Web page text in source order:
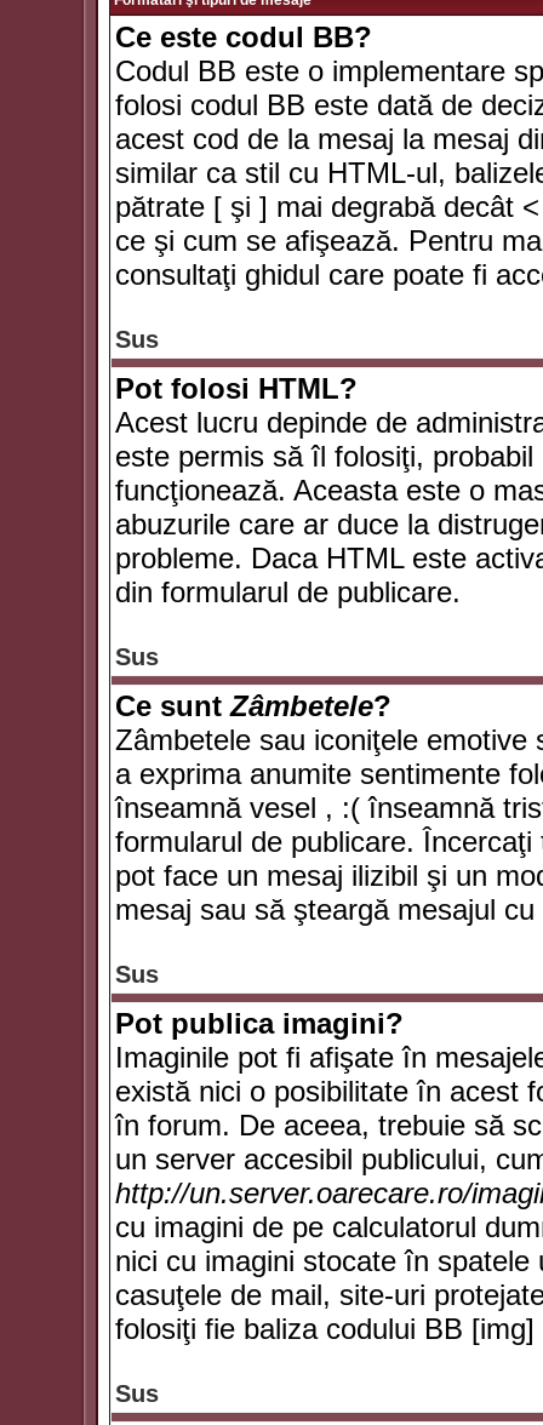
Ce este codul BB?
Codul BB este o implementare
folosi codul BB este dată de
acest cod de la mesaj la mesaj
similar ca stil cu HTML-ul,
pătrate [ şi ] mai degrabă decât
ce şi cum se afişează. Pentru
consultaţi ghidul care poate fi
Sus
Pot folosi HTML?
Acest lucru depinde de
este permis să îl folosiţi,
funcţionează. Aceasta este o
abuzurile care ar duce la
probleme. Daca HTML este
din formularul de publicare.
Sus
Ce suntZâmbetele?
Zâmbetele sau iconiţele
a exprima anumite sentimente
înseamnă vesel , :( înseamnă
formularul de publicare.
pot face un mesaj ilizibil şi un
mesaj sau să şteargă mesajul cu
Sus
Pot publica imagini?
Imaginile pot fi afişate în
există nici o posibilitate în acest
în forum. De aceea, trebuie să
un server accesibil publicului,
http://un.server.oarecare.ro/
cu imagini de pe calculatorul
nici cu imagini stocate în
casuţele de mail, site-uri
folosiţi fie baliza codului BB
Sus